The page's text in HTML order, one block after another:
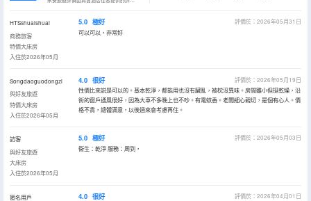
HTSshuaishuai
商務旅客
特價大床房
入住於2026年05月
5.0 極好
評價於：2026年05月31日
可以可以，非常好
Songdaoguodongzi
與好友旅遊
特價大床房
入住於2026年05月
4.0 很好
評價於：2026年05月19日
性價比來説是可以的。基本乾淨，都能用也沒有臟亂，被枕沒異味。房間雖小但挺乾燥，沿
街的窗戶通風很好，因為大車不多晚上也不吵。有電蚊香。老闆細心親切，是個有心人。價
格不貴，總體滿意，以後過來會考慮再住。
訪客
與好友旅遊
大床房
入住於2026年05月
5.0 極好
評價於：2026年05月03日
衞生：乾淨 服務：周到，
匿名用戶
4.0 很好
評價於：2026年04月01日